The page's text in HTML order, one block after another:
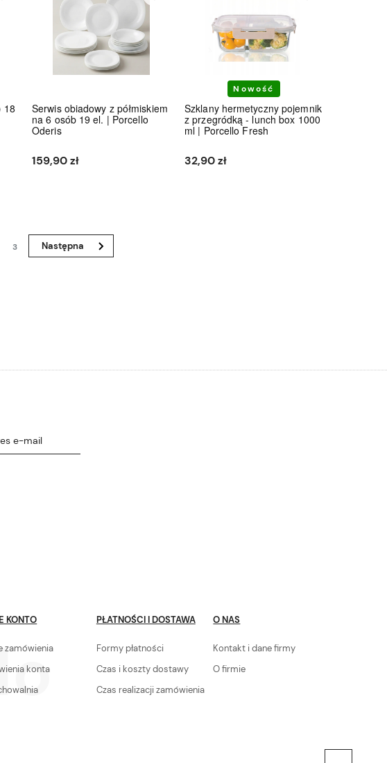
18
Serwis obiadowy z półmiskiem
na 6 osób 19 el. | Porcello
Oderis
159,90 zł
Nowość
Szklany hermetyczny pojemnik
z przegródką - lunch box 1000
ml | Porcello Fresh
32,90 zł
3
e-mail
KONTO
zamówienia
konta
PŁATNOŚCI I DOSTAWA
Formy płatności
Czas i koszty dostawy
Czas realizacji zamówienia
O NAS
Kontakt i dane firmy
O firmie